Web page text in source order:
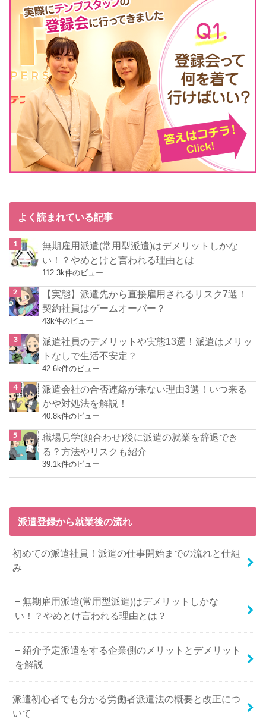
よく読まれている記事
無期雇用派遣(常用型派遣)はデメリットしかな
い！？やめとけと言われる理由とは
112.3k件のビュー
【実態】派遣先から直接雇用されるリスク7選！
契約社員はゲームオーバー？
43k件のビュー
派遣社員のデメリットや実態13選！派遣はメリッ
トなしで生活不安定？
42.6k件のビュー
派遣会社の合否連絡が来ない理由3選！いつ来る
かや対処法を解説！
40.8k件のビュー
職場見学(顔合わせ)後に派遣の就業を辞退でき
る？方法やリスクも紹介
39.1k件のビュー
派遣登録から就業後の流れ
初めての派遣社員！派遣の仕事開始までの流れと仕組
み
無期雇用派遣(常用型派遣)はデメリットしかな
い！？やめとけ言われる理由とは？
紹介予定派遣をする企業側のメリットとデメリット
を解説
派遣初心者でも分かる労働者派遣法の概要と改正につ
いて